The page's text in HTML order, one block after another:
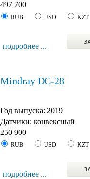
497 700
RUB USD KZT
подробнее ...
Mindray DC-28
Год выпуска: 2019
Датчики: конвексный
250 900
RUB USD KZT
подробнее ...